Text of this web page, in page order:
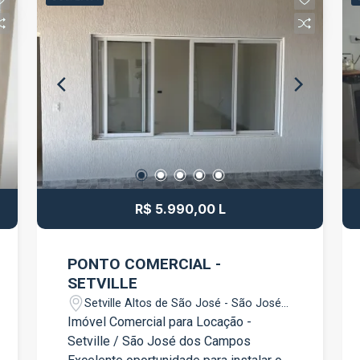
dormitórios, sendo 1 suíte master Suíte
master com banheira e guarda-roupas
planejado Banheiro social Lavabo Sala
ampla e bem iluminada Cozinha com
móveis planejados Área gourmet com
churrasqueira Piscina Garagem para até
espaçosos, excelente área de lazer e
toda a estrutura necessária para quem
deseja morar com conforto e receber
Agende sua visita e venha conhecer de
Jardim Santa Maria, em Jacareí!
R$ 5.990,00 L
PONTO COMERCIAL -
SETVILLE
Setville Altos de São José - São José
dos Campos/SP
Imóvel Comercial para Locação -
Setville / São José dos Campos